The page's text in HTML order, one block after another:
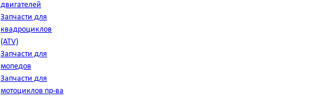
двигателей
Запчасти для
квадроциклов
(ATV)
Запчасти для
мопедов
Запчасти для
мотоциклов пр-ва